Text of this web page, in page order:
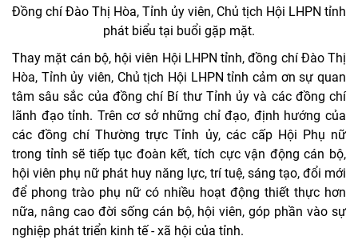
Đồng chí Đào Thị Hòa, Tỉnh ủy viên, Chủ tịch Hội LHPN tỉnh
phát biểu tại buổi gặp mặt.
Thay mặt cán bộ, hội viên Hội LHPN tỉnh, đồng chí Đào Thị
Hòa, Tỉnh ủy viên, Chủ tịch Hội LHPN tỉnh cảm ơn sự quan
tâm sâu sắc của đồng chí Bí thư Tỉnh ủy và các đồng chí
lãnh đạo tỉnh. Trên cơ sở những chỉ đạo, định hướng của
các đồng chí Thường trực Tỉnh ủy, các cấp Hội Phụ nữ
trong tỉnh sẽ tiếp tục đoàn kết, tích cực vận động cán bộ,
hội viên phụ nữ phát huy năng lực, trí tuệ, sáng tạo, đổi mới
để phong trào phụ nữ có nhiều hoạt động thiết thực hơn
nữa, nâng cao đời sống cán bộ, hội viên, góp phần vào sự
nghiệp phát triển kinh tế - xã hội của tỉnh.